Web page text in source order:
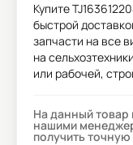
Купите
быстрой
запчасти на все
на
или рабочей,
На данный товар
нашими
получить